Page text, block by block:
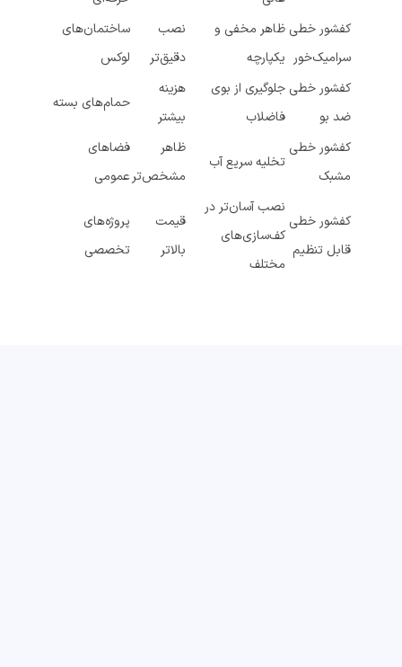
کفشور خطی
سرامیک‌خور
ظاهر مخفی و
یکپارچه
نصب
دقیق‌تر
ساختمان‌های
لوکس
کفشور خطی
ضد بو
جلوگیری از بوی
فاضلاب
هزینه
بیشتر
حمام‌های بسته
کفشور خطی
مشبک
تخلیه سریع آب
ظاهر
مشخص‌تر
فضاهای
عمومی
کفشور خطی
قابل تنظیم
نصب آسان‌تر در
کف‌سازی‌های
مختلف
قیمت
بالاتر
پروژه‌های
تخصصی